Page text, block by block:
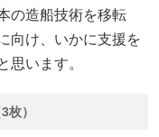
の造船技術を移転
向け、いかに支援を
思います。
枚）